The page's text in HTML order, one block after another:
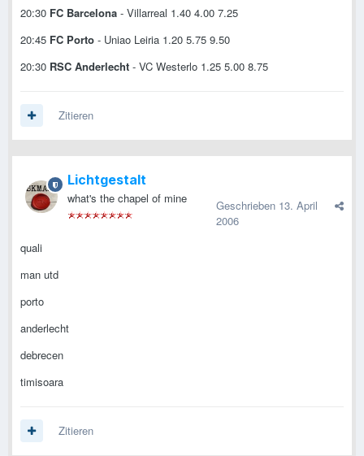
20:30 FC Barcelona - Villarreal 1.40 4.00 7.25
20:45 FC Porto - Uniao Leiria 1.20 5.75 9.50
20:30 RSC Anderlecht - VC Westerlo 1.25 5.00 8.75
Zitieren
Lichtgestalt
what's the chapel of mine Geschrieben 13. April
2006
quali
man utd
porto
anderlecht
debrecen
timisoara
Zitieren